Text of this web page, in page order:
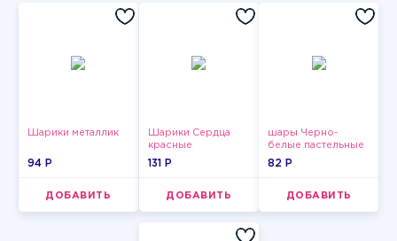
Шарики металлик
94 P
ДОБАВИТЬ
Шарики Сердца
красные
131 P
ДОБАВИТЬ
шары Черно-
белые пастельные
82 P
ДОБАВИТЬ